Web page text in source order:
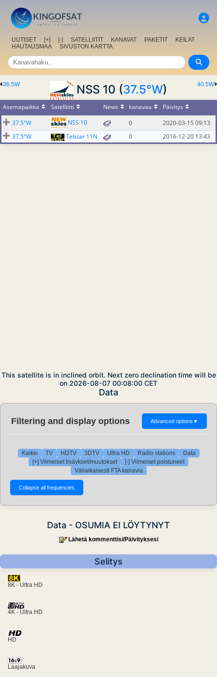
UUTISET [+] [-] SATELLIITIT KANAVAT PAKETIT
KEILAT
HAUTAUSMAA
SIVUSTON KARTTA
40.5W
36.5W NSS 10 (37.5°W)
Asemapaikka Satelliitti News kanavaa
Päivitys
37.5°W
NSS 10 0
2020-03-15 09:13
37.5°W
Telstar 11N 0 2016-12-20 13:43
This satellite is in inclined orbit. Next zero declination time will be
on 2026-08-07 00:08:00 CET
Data
Filtering and display options Advanced options ▼
Kaikki TV HDTV 3DTV Ultra HD Radio stations
Data
[+] Viimeiset lisäykset/muutokset
[-] Viimeiset poistuneet
Väliaikaisesti FTA kanavia
Data - OSUMIA EI LÖYTYNYT
Lähetä kommenttisi/Päivityksesi
Selitys
8K - Ultra HD
4K - Ultra HD
HD
Laajakuva